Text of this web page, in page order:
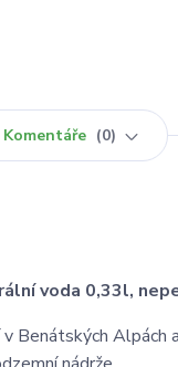
Komentáře 0
voda 0,33l,
Benátských